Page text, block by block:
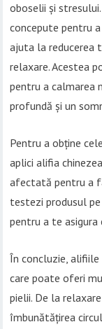
oboselii și
concepute pentru
ajuta la reducerea
relaxare. Acestea
pentru a calmarea
profundă și un
Pentru a obține
aplici alifia
afectată pentru a
testezi produsul
pentru a te asigura
În concluzie,
care poate oferi
pielii. De la
îmbunătățirea